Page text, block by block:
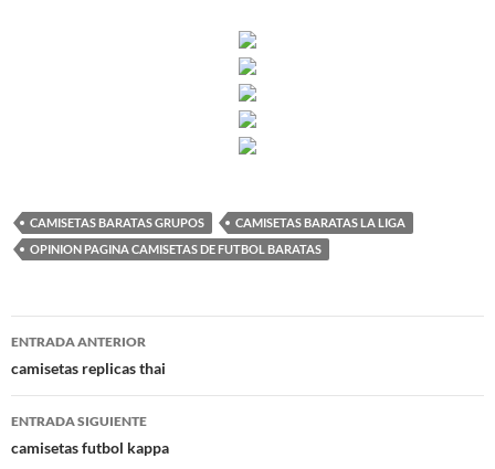
CAMISETAS BARATAS GRUPOS
CAMISETAS BARATAS LA LIGA
OPINION PAGINA CAMISETAS DE FUTBOL BARATAS
Navegación
de
entradas
ENTRADA ANTERIOR
camisetas replicas thai
ENTRADA SIGUIENTE
camisetas futbol kappa